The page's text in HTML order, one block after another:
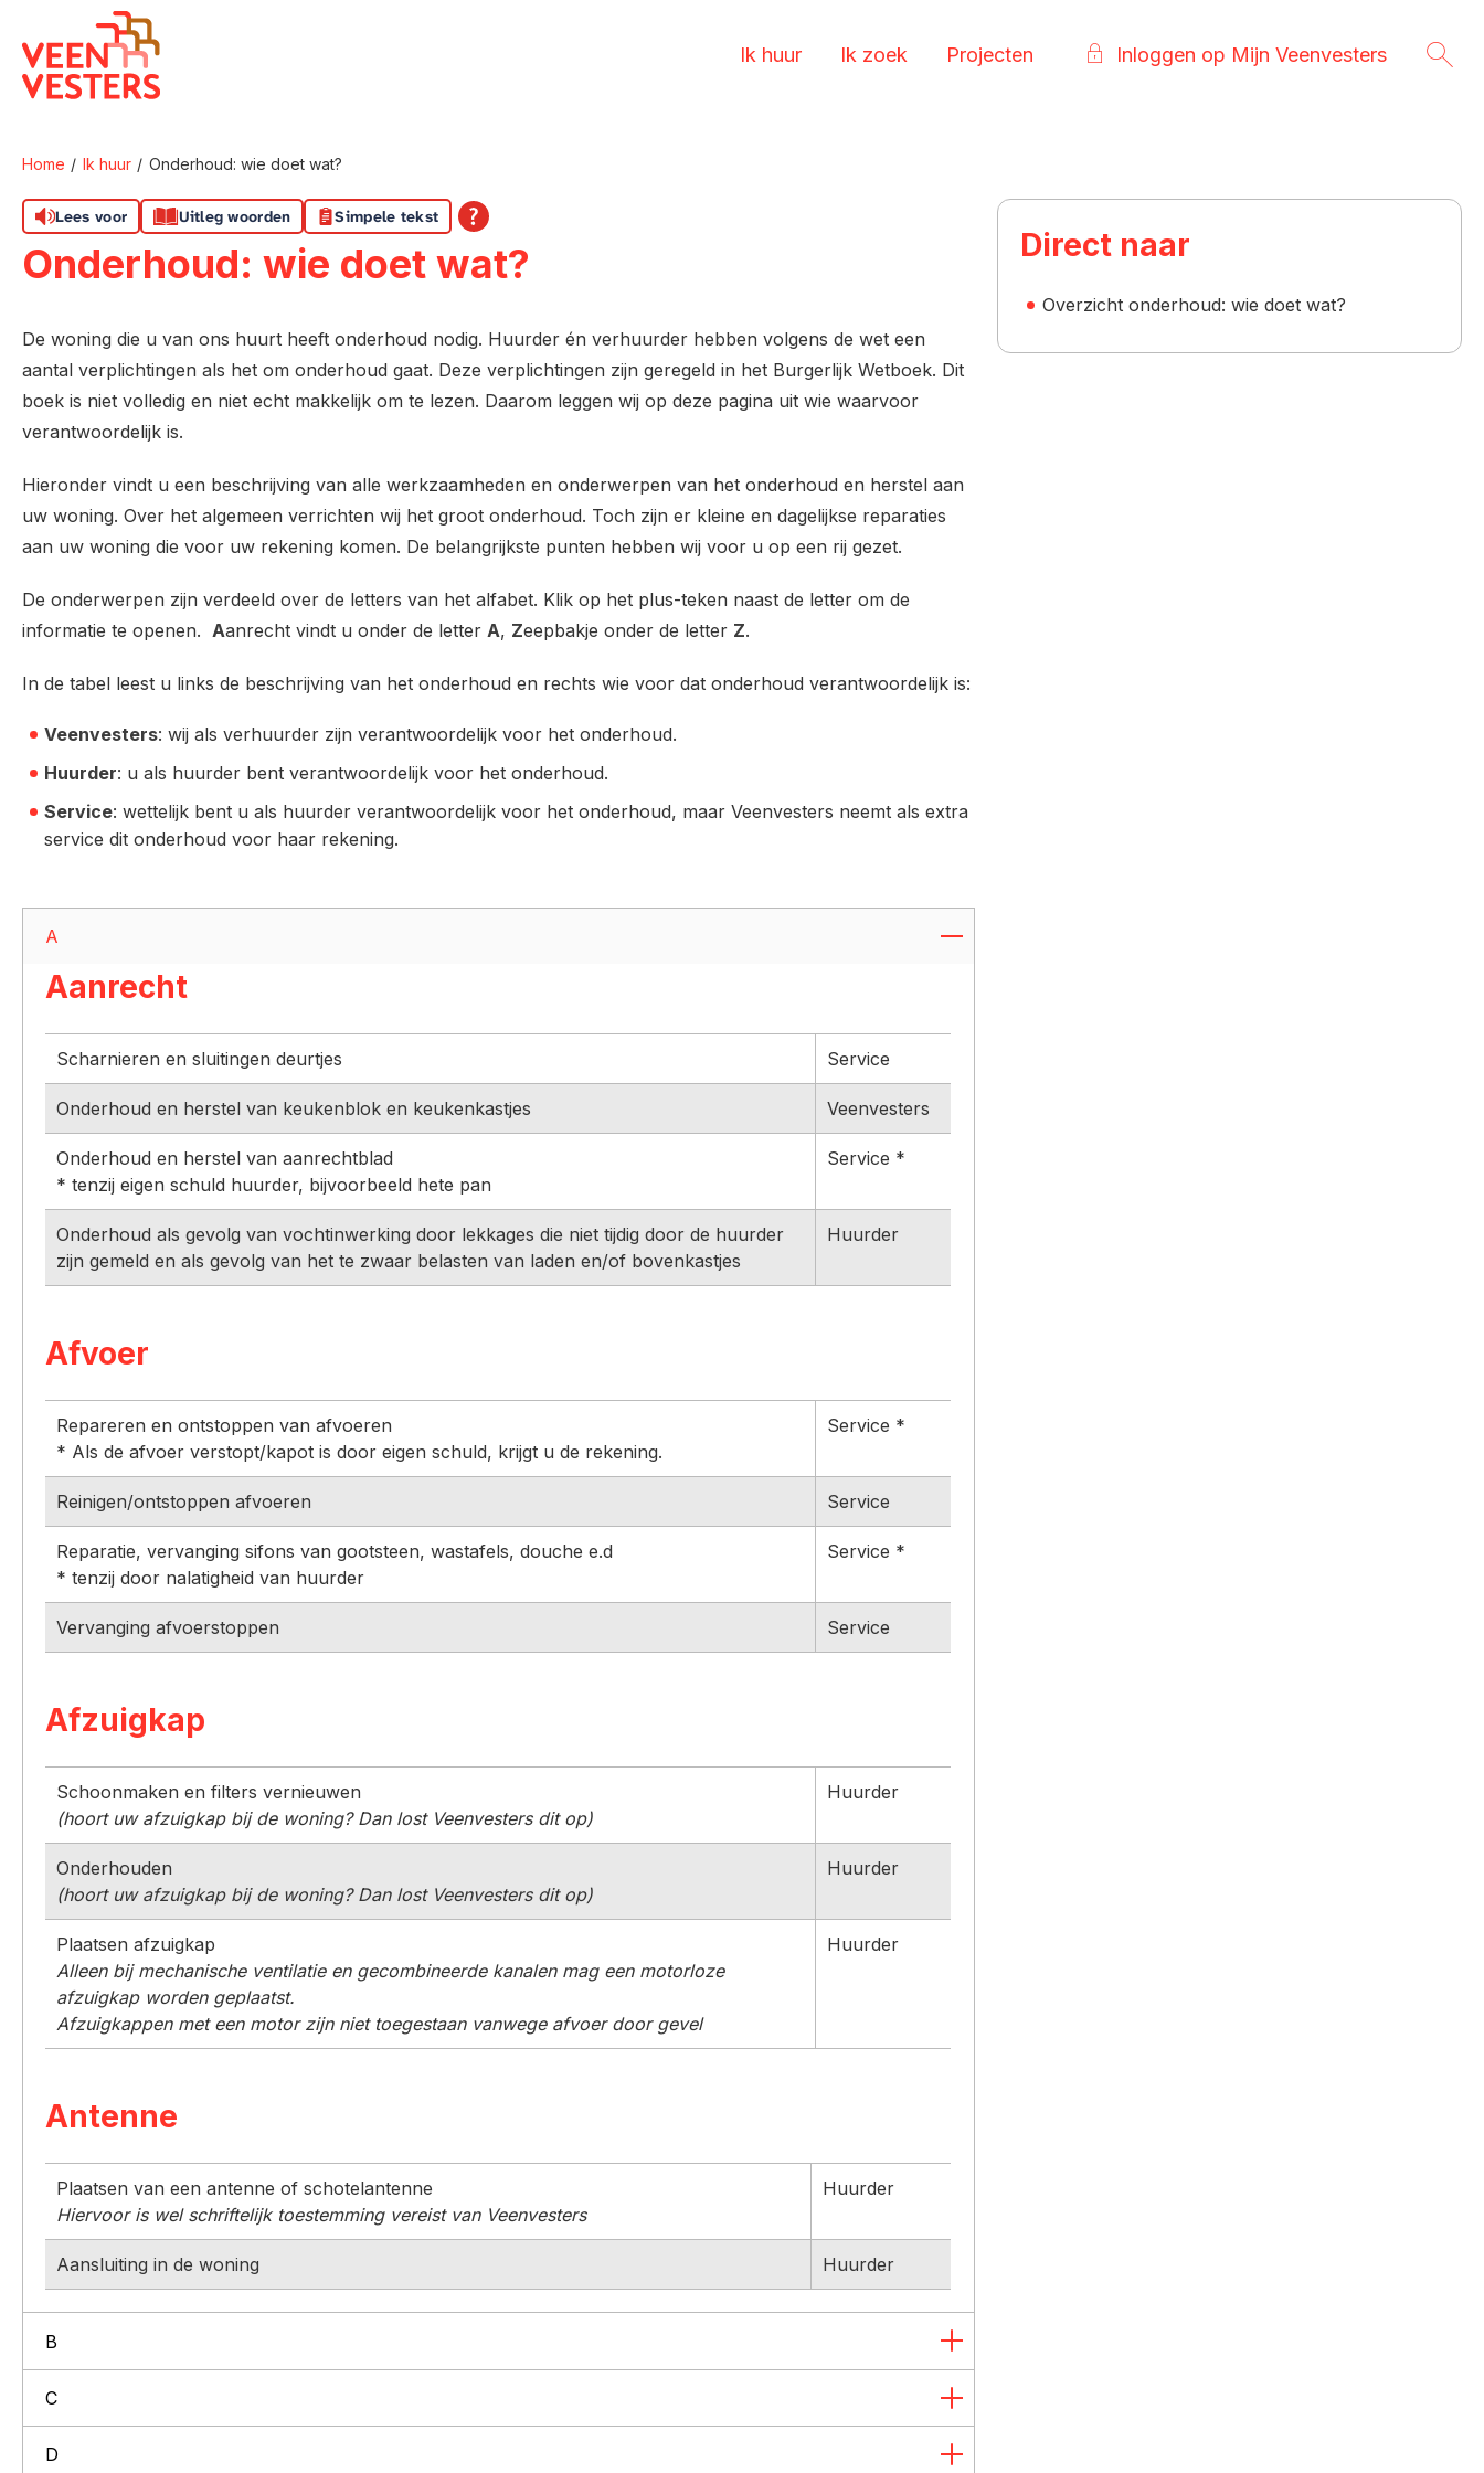
Naar hoofdinhoud
Naar hoofdnavigatiemenu
Naar zoeken
Naar de homepage
Ik huur Ik zoek Projecten Inloggen op Mijn Veenvesters
Home Ik huur Onderhoud: wie doet wat?
Lees voor Uitleg woorden Simpele tekst
Onderhoud: wie doet wat?
De woning die u van ons huurt heeft onderhoud nodig. Huurder én verhuurder hebben volgens de wet een
aantal verplichtingen als het om onderhoud gaat. Deze verplichtingen zijn geregeld in het Burgerlijk Wetboek. Dit
boek is niet volledig en niet echt makkelijk om te lezen. Daarom leggen wij op deze pagina uit wie waarvoor
verantwoordelijk is.
Hieronder vindt u een beschrijving van alle werkzaamheden en onderwerpen van het onderhoud en herstel aan
uw woning. Over het algemeen verrichten wij het groot onderhoud. Toch zijn er kleine en dagelijkse reparaties
aan uw woning die voor uw rekening komen. De belangrijkste punten hebben wij voor u op een rij gezet.
De onderwerpen zijn verdeeld over de letters van het alfabet. Klik op het plus-teken naast de letter om de
informatie te openen. Aanrecht vindt u onder de letter A, Zeepbakje onder de letter Z.
In de tabel leest u links de beschrijving van het onderhoud en rechts wie voor dat onderhoud verantwoordelijk is:
Veenvesters: wij als verhuurder zijn verantwoordelijk voor het onderhoud.
Huurder: u als huurder bent verantwoordelijk voor het onderhoud.
Service: wettelijk bent u als huurder verantwoordelijk voor het onderhoud, maar Veenvesters neemt als extra
service dit onderhoud voor haar rekening.
A
Aanrecht
Scharnieren en sluitingen deurtjes Service
Onderhoud en herstel van keukenblok en keukenkastjes Veenvesters
Onderhoud en herstel van aanrechtblad
* tenzij eigen schuld huurder, bijvoorbeeld hete pan
Service *
Onderhoud als gevolg van vochtinwerking door lekkages die niet tijdig door de huurder
zijn gemeld en als gevolg van het te zwaar belasten van laden en/of bovenkastjes
Huurder
Afvoer
Repareren en ontstoppen van afvoeren
* Als de afvoer verstopt/kapot is door eigen schuld, krijgt u de rekening.
Service *
Reinigen/ontstoppen afvoeren Service
Reparatie, vervanging sifons van gootsteen, wastafels, douche e.d
* tenzij door nalatigheid van huurder
Service *
Vervanging afvoerstoppen Service
Afzuigkap
Schoonmaken en filters vernieuwen
(hoort uw afzuigkap bij de woning? Dan lost Veenvesters dit op)
Huurder
Onderhouden
(hoort uw afzuigkap bij de woning? Dan lost Veenvesters dit op)
Huurder
Plaatsen afzuigkap
Alleen bij mechanische ventilatie en gecombineerde kanalen mag een motorloze
afzuigkap worden geplaatst.
Afzuigkappen met een motor zijn niet toegestaan vanwege afvoer door gevel
Huurder
Antenne
Plaatsen van een antenne of schotelantenne
Hiervoor is wel schriftelijk toestemming vereist van Veenvesters
Huurder
Aansluiting in de woning Huurder
B
C
D
Direct naar
Overzicht onderhoud: wie doet wat?